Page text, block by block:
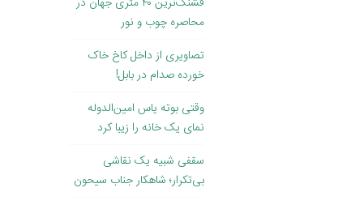
محاصره چوب و نور
تصاویری از داخل کاخ خاک
‌خورده صدام در بابل!
وقتی بوته یاس امین‌الدوله
نمای یک خانه را زیبا کرد
سقفی شبیه یک نقاشی
بی‌تکرار؛ شاهکار جناب سیحون